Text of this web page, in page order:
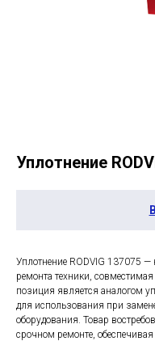
Уплотнение
Уплотнение RODVIG 137075
ремонта техники,
позиция является аналогом
для использования при
оборудования. Товар
срочном ремонте,